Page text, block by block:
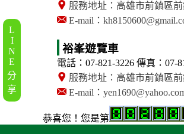
L
I
N
E
分
享
服務地址：高雄市前鎮區
E-mail：
裕峯遊覽車
電話：07-821-3226 傳真：07-
服務地址：高雄市前鎮區
E-mail：
恭喜您！ 您是第